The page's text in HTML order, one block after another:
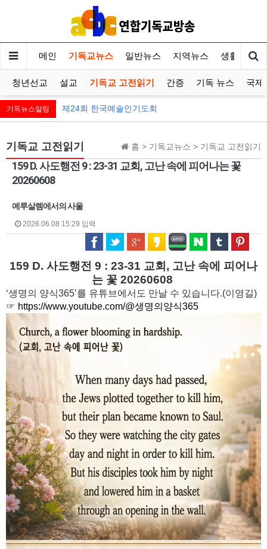
메인 기독교뉴스 일반뉴스 지역뉴스 생활정보
청년선교 설교 기독교 고전읽기 간증 기독 뉴스 국제
기독뉴스알림 제24회 한국예술인기도회
홈 > 기독교뉴스 > 기독교 고전읽기
기독교 고전읽기
159 D. 사도행전 9 : 23-31 교회, 고난 속에 피어나는 꽃
20260608
예루살렘에서의 사울
2026.06.08 15:29 입력
159 D. 사도행전 9 : 23-31 교회, 고난 속에 피어나
는 꽃 20260608
‘생명의 양식365’를 유튜브에서도 만날 수 있습니다.(이영길)
☞ https://www.youtube.com/@생명의양식365